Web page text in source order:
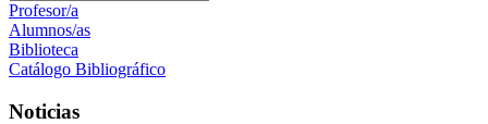
Profesor/a
Alumnos/as
Biblioteca
Catálogo Bibliográfico
Noticias